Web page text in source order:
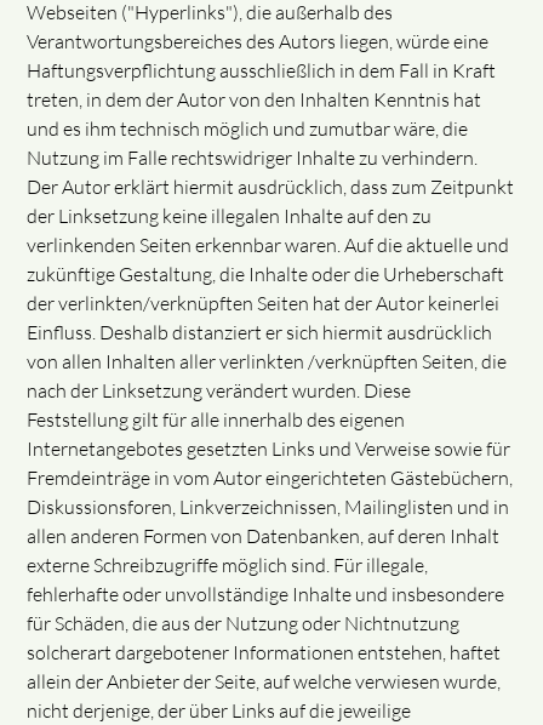
Webseiten ("Hyperlinks"), die außerhalb des
Verantwortungsbereiches des Autors liegen, würde eine
Haftungsverpflichtung ausschließlich in dem Fall in Kraft
treten, in dem der Autor von den Inhalten Kenntnis hat
und es ihm technisch möglich und zumutbar wäre, die
Nutzung im Falle rechtswidriger Inhalte zu verhindern.
Der Autor erklärt hiermit ausdrücklich, dass zum Zeitpunkt
der Linksetzung keine illegalen Inhalte auf den zu
verlinkenden Seiten erkennbar waren. Auf die aktuelle und
zukünftige Gestaltung, die Inhalte oder die Urheberschaft
der verlinkten/verknüpften Seiten hat der Autor keinerlei
Einfluss. Deshalb distanziert er sich hiermit ausdrücklich
von allen Inhalten aller verlinkten /verknüpften Seiten, die
nach der Linksetzung verändert wurden. Diese
Feststellung gilt für alle innerhalb des eigenen
Internetangebotes gesetzten Links und Verweise sowie für
Fremdeinträge in vom Autor eingerichteten Gästebüchern,
Diskussionsforen, Linkverzeichnissen, Mailinglisten und in
allen anderen Formen von Datenbanken, auf deren Inhalt
externe Schreibzugriffe möglich sind. Für illegale,
fehlerhafte oder unvollständige Inhalte und insbesondere
für Schäden, die aus der Nutzung oder Nichtnutzung
solcherart dargebotener Informationen entstehen, haftet
allein der Anbieter der Seite, auf welche verwiesen wurde,
nicht derjenige, der über Links auf die jeweilige